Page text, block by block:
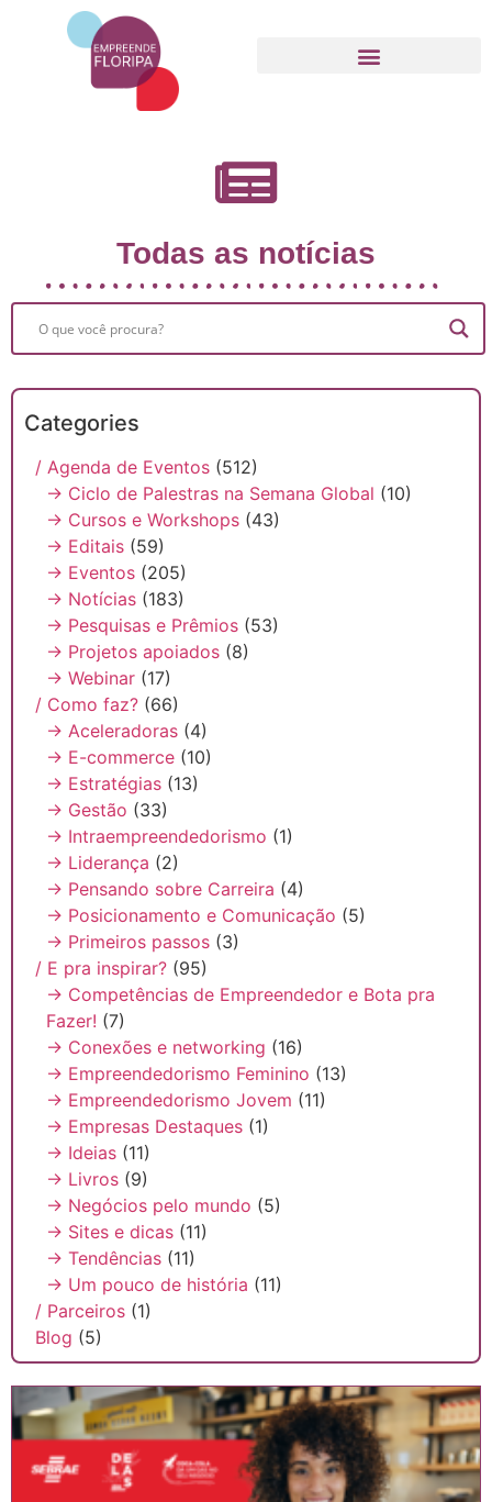
Todas as notícias
Categories
/ Agenda de Eventos (512)
→ Ciclo de Palestras na Semana Global (10)
→ Cursos e Workshops (43)
→ Editais (59)
→ Eventos (205)
→ Notícias (183)
→ Pesquisas e Prêmios (53)
→ Projetos apoiados (8)
→ Webinar (17)
/ Como faz? (66)
→ Aceleradoras (4)
→ E-commerce (10)
→ Estratégias (13)
→ Gestão (33)
→ Intraempreendedorismo (1)
→ Liderança (2)
→ Pensando sobre Carreira (4)
→ Posicionamento e Comunicação (5)
→ Primeiros passos (3)
/ E pra inspirar? (95)
→ Competências de Empreendedor e Bota pra
Fazer! (7)
→ Conexões e networking (16)
→ Empreendedorismo Feminino (13)
→ Empreendedorismo Jovem (11)
→ Empresas Destaques (1)
→ Ideias (11)
→ Livros (9)
→ Negócios pelo mundo (5)
→ Sites e dicas (11)
→ Tendências (11)
→ Um pouco de história (11)
/ Parceiros (1)
Blog (5)